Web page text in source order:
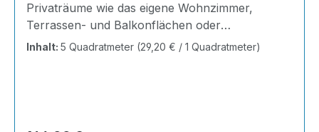
Privaträume wie das eigene Wohnzimmer,
Terrassen- und Balkonflächen oder
Gewerbeobjekte und Austellungsräume; unsere
und einfach zu verlegen. Stöbern Sie in unserem
Inhalt: 5 Quadratmeter (29,20 € / 1 Quadratmeter)